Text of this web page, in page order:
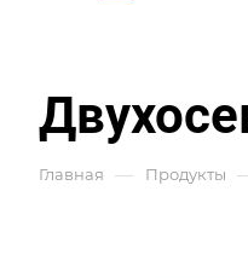
Главная — Продукты